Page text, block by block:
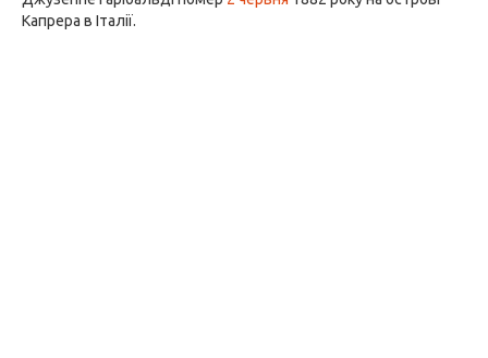
Капрера в Італії.